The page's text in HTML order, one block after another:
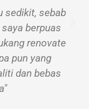
sedikit, sebab
berpuas
renovate
pun yang
dan bebas